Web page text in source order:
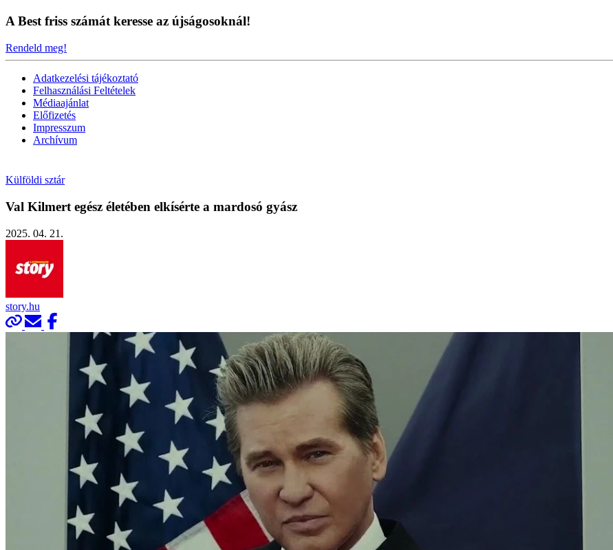
A Best friss számát keresse az újságosoknál!
Rendeld meg!
Adatkezelési tájékoztató
Felhasználási Feltételek
Médiaajánlat
Előfizetés
Impresszum
Archívum
Külföldi sztár
Val Kilmert egész életében elkísérte a mardosó gyász
2025. 04. 21.
story.hu